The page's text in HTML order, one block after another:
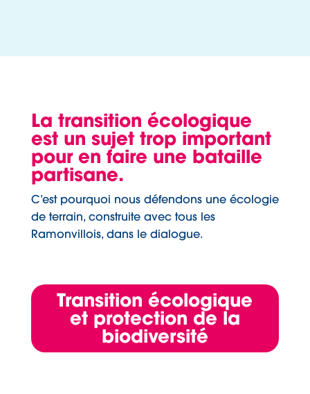
La transition écologique
est un sujet trop important
pour en faire une bataille
partisane.
C’est pourquoi nous défendons une écologie
de terrain, construite avec tous les
Ramonvillois, dans le dialogue.
Transition écologique
et protection de la
biodiversité